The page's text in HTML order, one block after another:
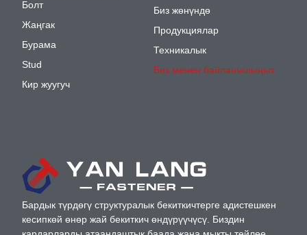
Бардык түрдөгү структуралык бекиткичтерге адистешкен
кесипкөй өнөр жай бекиткич өндүрүүчүсү. Биздин
Болт
Жаңгак
Бурама
Stud
Кир жуугуч
Биз жөнүндө
Продукциялар
Техникалык
Биз менен байланышыңыз